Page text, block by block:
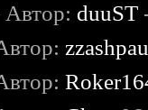
Автор: duuST